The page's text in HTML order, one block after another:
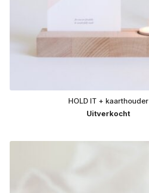
HOLD IT + kaarthouder
Uitverkocht